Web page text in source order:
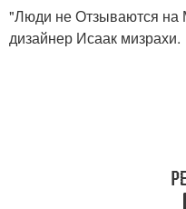
"Люди не Отзываются
дизайнер Исаак мизрахи.